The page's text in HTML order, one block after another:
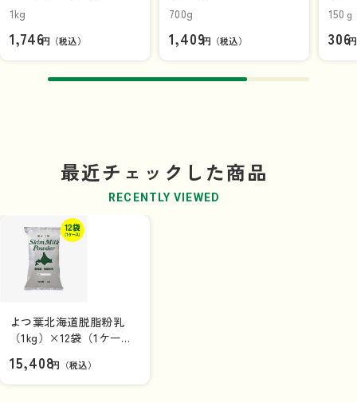
1kg
1,746円（税込）
700g
1,409円（税込）
150ｇ
306
最近チェックした商品
RECENTLY VIEWED
よつ葉北海道脱脂粉乳
（1kg）×12袋（1ケー
15,408円（税込）